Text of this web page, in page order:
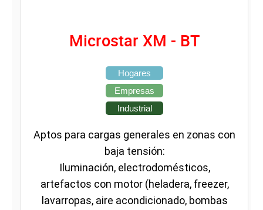
Microstar XM - BT
Hogares
Empresas
Industrial
Aptos para cargas generales en zonas con
baja tensión:
Iluminación, electrodomésticos,
artefactos con motor (heladera, freezer,
lavarropas, aire acondicionado, bombas